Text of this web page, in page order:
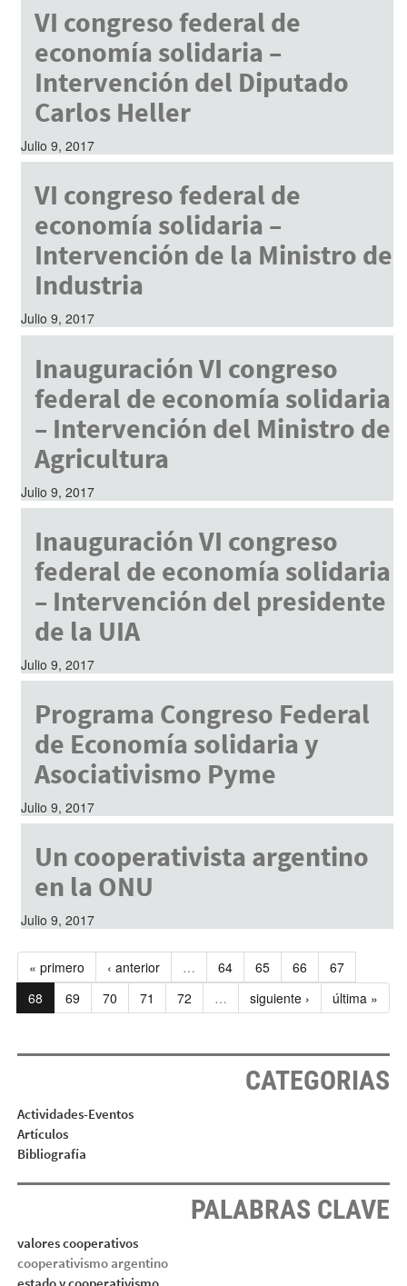
VI congreso federal de
economía solidaria –
Intervención del Diputado
Carlos Heller
Julio 9, 2017
VI congreso federal de
economía solidaria –
Intervención de la Ministro de
Industria
Julio 9, 2017
Inauguración VI congreso
federal de economía solidaria
– Intervención del Ministro de
Agricultura
Julio 9, 2017
Inauguración VI congreso
federal de economía solidaria
– Intervención del presidente
de la UIA
Julio 9, 2017
Programa Congreso Federal
de Economía solidaria y
Asociativismo Pyme
Julio 9, 2017
Un cooperativista argentino
en la ONU
Julio 9, 2017
« primero ‹ anterior … 64 65 66
67
68
69 70 71 72 … siguiente › última »
CATEGORIAS
Actividades-Eventos
Artículos
Bibliografía
PALABRAS CLAVE
valores cooperativos
cooperativismo argentino
estado y cooperativismo